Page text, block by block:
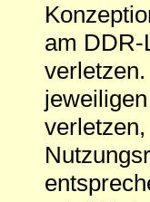
am DDR-